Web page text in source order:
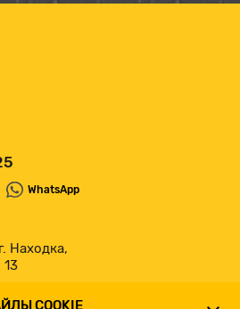
WhatsApp
Находка,
13
COOKIE